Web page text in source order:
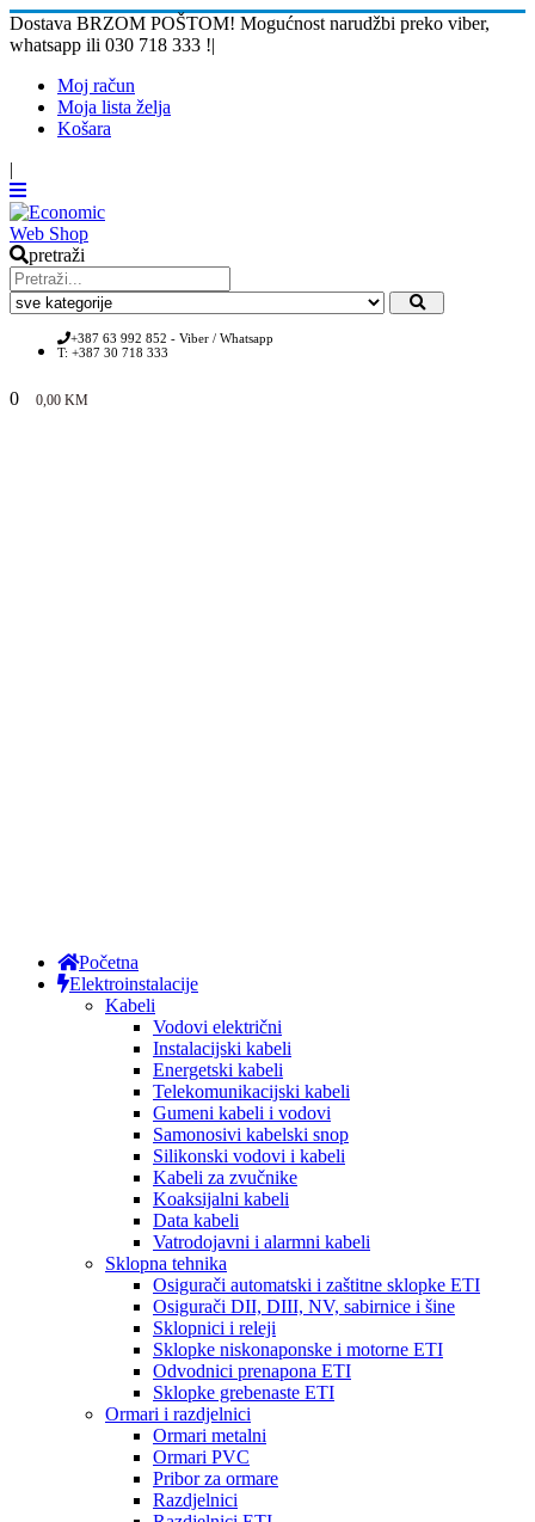
Dostava BRZOM POŠTOM! Mogućnost narudžbi preko viber,
whatsapp ili 030 718 333 !|
Moj račun
Moja lista želja
Košara
|
pretraži
+387 63 992 852 - Viber / Whatsapp
T: +387 30 718 333
0 0,00 KM
Početna
Elektroinstalacije
Kabeli
Vodovi električni
Instalacijski kabeli
Energetski kabeli
Telekomunikacijski kabeli
Gumeni kabeli i vodovi
Samonosivi kabelski snop
Silikonski vodovi i kabeli
Kabeli za zvučnike
Koaksijalni kabeli
Data kabeli
Vatrodojavni i alarmni kabeli
Sklopna tehnika
Osigurači automatski i zaštitne sklopke ETI
Osigurači DII, DIII, NV, sabirnice i šine
Sklopnici i releji
Sklopke niskonaponske i motorne ETI
Odvodnici prenapona ETI
Sklopke grebenaste ETI
Ormari i razdjelnici
Ormari metalni
Ormari PVC
Pribor za ormare
Razdjelnici